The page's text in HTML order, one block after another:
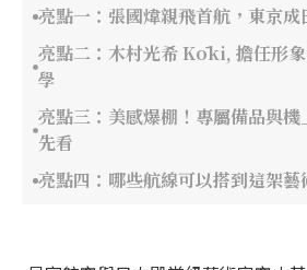
亮點一：張國煒親飛首航，東京
亮點二：木村光希 Kōki, 擔任形
學
亮點三：美感爆棚！專屬備品與
先看
亮點四：哪些航線可以搭到這架藝